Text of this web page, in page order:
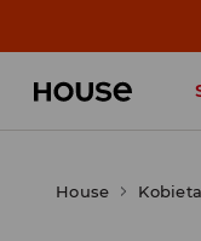
House Kobieta